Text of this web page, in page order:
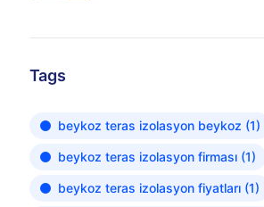
Tags
beykoz teras izolasyon beykoz (1)
beykoz teras izolasyon firması(1)
beykoz teras izolasyon fiyatları(1)